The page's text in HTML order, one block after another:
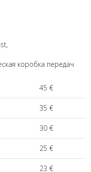
коробка передач
45 €
35 €
30 €
25 €
23 €